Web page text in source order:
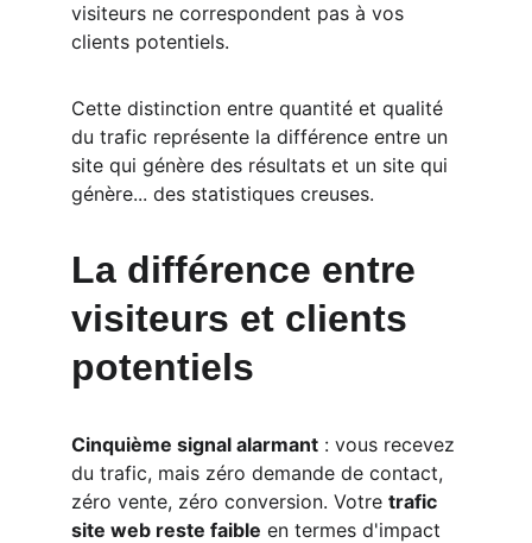
visiteurs ne correspondent pas à vos
clients potentiels.
Cette distinction entre quantité et qualité
du trafic représente la différence entre un
site qui génère des résultats et un site qui
génère... des statistiques creuses.
La différence entre
visiteurs et clients
potentiels
Cinquième signal alarmant : vous recevez
du trafic, mais zéro demande de contact,
zéro vente, zéro conversion. Votre trafic
site web reste faible en termes d'impact